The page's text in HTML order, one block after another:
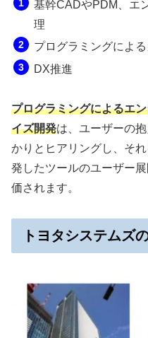
基幹CADやPDM、エ
理
プログラミングによ
DX推進
プログラミングによるエ
イズ開発は、ユーザーの
かりとヒアリングし、そ
発したツールのユーザー
価されます。
トヨタシステムズ